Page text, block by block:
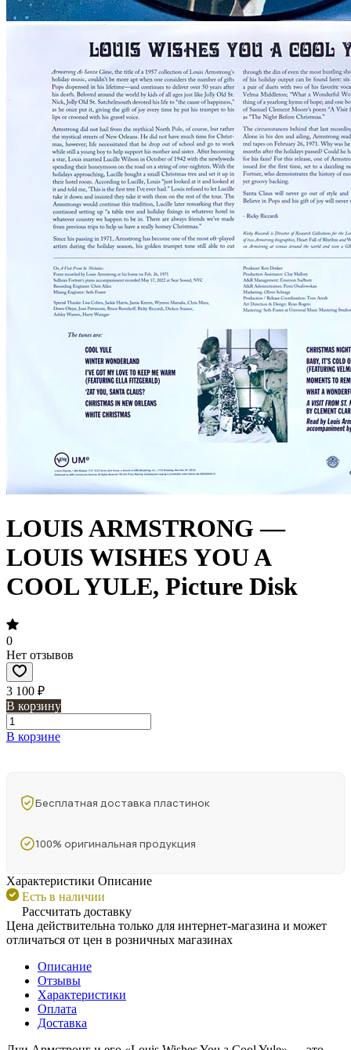
LOUIS ARMSTRONG —
LOUIS WISHES YOU A
COOL YULE, Picture Disk
0
Нет отзывов
3 100 ₽
В корзину
В корзине
Бесплатная доставка пластинок
100% оригинальная продукция
Характеристики Описание
Есть в наличии
Рассчитать доставку
Цена действительна только для интернет-магазина и может
отличаться от цен в розничных магазинах
Описание
Отзывы
Характеристики
Оплата
Доставка